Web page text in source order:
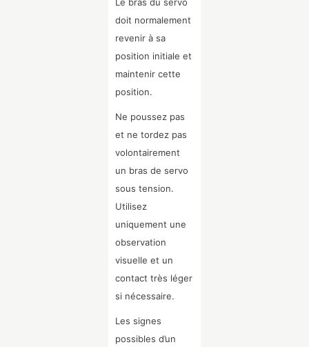
doit normalement
revenir à sa
position initiale et
maintenir cette
position.
Ne poussez pas
et ne tordez pas
volontairement
un bras de servo
sous tension.
Utilisez
uniquement une
observation
visuelle et un
contact très léger
si nécessaire.
Les signes
possibles d’un